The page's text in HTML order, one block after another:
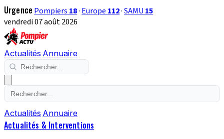
Urgence Pompiers 18· Europe 112·SAMU 15
vendredi 07 août 2026
Actualités Annuaire
Actualités Annuaire
Actualités & Interventions